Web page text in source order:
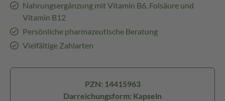
Nahrungsergänzung mit Vitamin B6, Folsäure und
Vitamin B12
Persönliche pharmazeutische Beratung
Vielfältige Zahlarten
PZN: 14415963
Darreichungsform: Kapseln